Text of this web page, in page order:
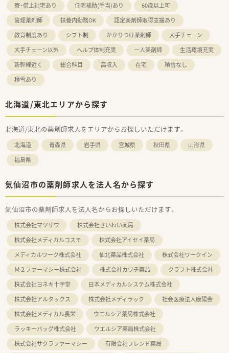
寮・借上社宅あり
住宅補助(手当)あり
60歳以上可
管理薬剤師
扶養内勤務OK
認定薬剤師取得支援あり
教育制度あり
シフト制 かかりつけ薬剤師
大手チェーン
大手チェーン以外
ヘルプ体制充実 一人薬剤師
生活環境充実
新幹線近く
総合科目 高収入 在宅
積雪なし
積雪あり
北海道/東北エリアから探す
北海道/東北の薬剤師求人をエリアからお探しいただけます。
北海道 青森県 岩手県 宮城県 秋田県
山形県
福島県
気仙沼市の薬剤師求人を法人名から探す
気仙沼市の薬剤師求人を法人名からお探しいただけます。
株式会社マツザワ
株式会社さいわい薬局
株式会社メディカルコスモ
株式会社アイセイ薬局
メディカルワーク株式会社
仙北薬品株式会社
株式会社ワークイン
Ｍ２ファーマシー株式会社
株式会社カワチ薬品
クラフト株式会社
株式会社ヨネキ十字堂
日本メディカルシステム株式会社
株式会社アルタックス
株式会社メディラック
社会医療法人康陽会
株式会社メディカル長栄
ウエルシア薬局株式会社
ラッキーバッグ株式会社
ウエルシア薬局株式会社
株式会社サクラファーマシー
有限会社フレンド薬局